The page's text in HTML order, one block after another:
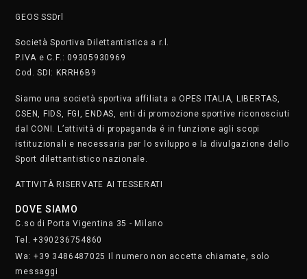
GEOS SSDrl
Società Sportiva Dilettantistica a r.l.
P.IVA e C.F.: 09305930969
Cod. SDI: KRRH6B9
Siamo una società sportiva affiliata a OPES ITALIA, LIBERTAS,
CSEN, FIDS, FGI, ENDAS, enti di promozione sportive riconosciuti
dal CONI. L’attività di propaganda é in funzione agli scopi
istituzionali e necessaria per lo sviluppo e la divulgazione dello
Sport dilettantistico nazionale.
ATTIVITÀ RISERVATE AI TESSERATI
DOVE SIAMO
C.so di Porta Vigentina 35 - Milano
Tel. +390236754860
Wa: +39 3486487025 Il numero non accetta chiamate, solo
messaggi